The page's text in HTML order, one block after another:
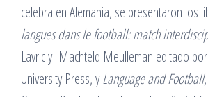
celebra en Alemania, se presentaron los
langues dans le football: match
Lavric y Machteld Meulleman editado
University Press, yLanguage and Football